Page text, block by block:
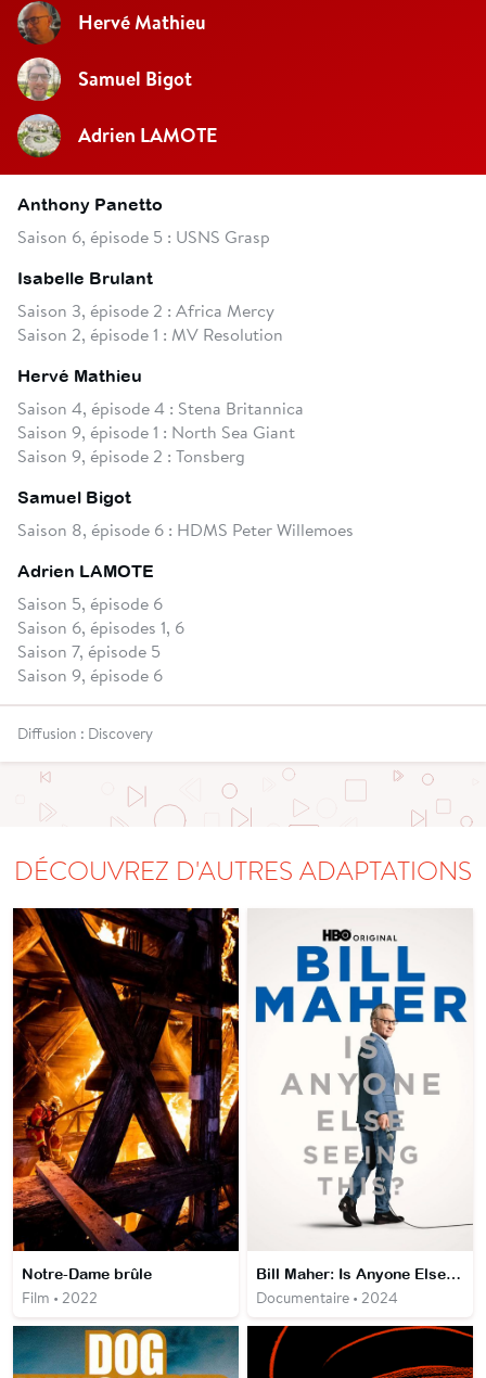
Hervé Mathieu
Samuel Bigot
Adrien LAMOTE
Anthony Panetto
Saison 6, épisode 5 : USNS Grasp
Isabelle Brulant
Saison 3, épisode 2 : Africa Mercy
Saison 2, épisode 1 : MV Resolution
Hervé Mathieu
Saison 4, épisode 4 : Stena Britannica
Saison 9, épisode 1 : North Sea Giant
Saison 9, épisode 2 : Tonsberg
Samuel Bigot
Saison 8, épisode 6 : HDMS Peter Willemoes
Adrien LAMOTE
Saison 5, épisode 6
Saison 6, épisodes 1, 6
Saison 7, épisode 5
Saison 9, épisode 6
Diffusion : Discovery
DÉCOUVREZ D'AUTRES ADAPTATIONS
Notre-Dame brûle
Film • 2022
Bill Maher: Is Anyone Else Seeing This
Documentaire • 2024